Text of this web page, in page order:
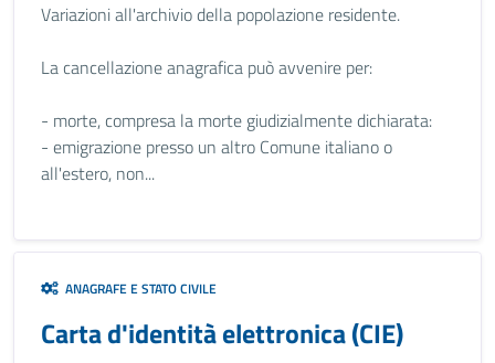
Variazioni all'archivio della popolazione residente.
La cancellazione anagrafica può avvenire per:
- morte, compresa la morte giudizialmente dichiarata:
- emigrazione presso un altro Comune italiano o
all'estero, non...
ANAGRAFE E STATO CIVILE
Carta d'identità elettronica (CIE)